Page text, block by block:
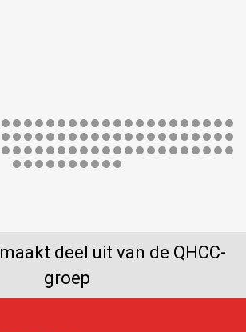
maakt deel uit van de QHCC-
groep